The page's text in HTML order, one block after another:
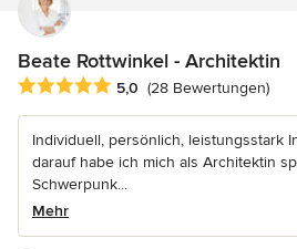
Beate Rottwinkel - Architektin
Durchschnittliche Bewertung: 5 von
5,0 (28 Bewertungen)
Individuell, persönlich, leistungsstark
darauf habe ich mich als Architektin
Schwerpunk...
Mehr